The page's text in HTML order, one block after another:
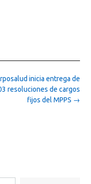
inicia entrega de
resoluciones de cargos
fijos del MPPS →